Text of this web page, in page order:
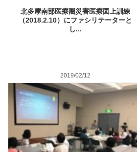
北多摩南部医療圏災害医療図上訓練
（2018.2.10）にファシリテーターと
し...
2019/02/12